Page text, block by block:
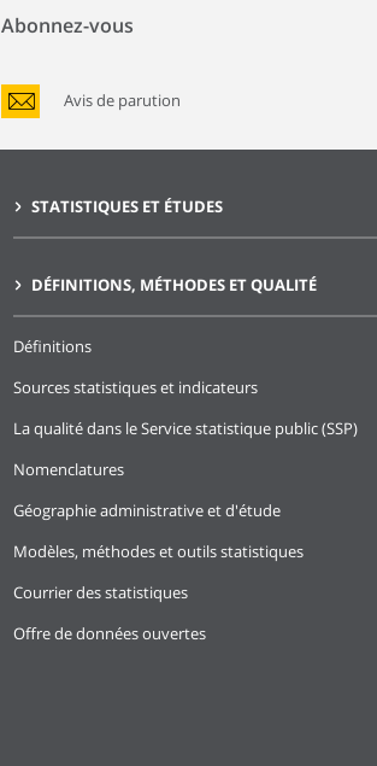
Abonnez-vous
Avis de parution
STATISTIQUES ET ÉTUDES
DÉFINITIONS, MÉTHODES ET QUALITÉ
Définitions
Sources statistiques et indicateurs
La qualité dans le Service statistique public (SSP)
Nomenclatures
Géographie administrative et d'étude
Modèles, méthodes et outils statistiques
Courrier des statistiques
Offre de données ouvertes